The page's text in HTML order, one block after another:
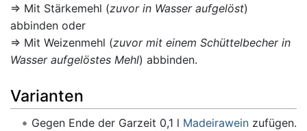
⇒ Mit Stärkemehl (zuvor in Wasser aufgelöst)
abbinden oder
⇒ Mit Weizenmehl (zuvor mit einem Schüttelbecher in
Wasser aufgelöstes Mehl) abbinden.
Varianten
Gegen Ende der Garzeit 0,1 l Madeiraweinzufügen.